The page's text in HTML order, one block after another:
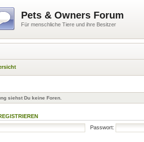
Pets & Owners Forum
Für menschliche Tiere und ihre Besitzer
siehst Du keine Foren.
Passwort: